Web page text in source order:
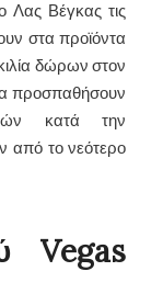
Λας Βέγκας τις
στα προϊόντα
δώρων στον
προσπαθήσουν
κατά την
από το νεότερο
Vegas